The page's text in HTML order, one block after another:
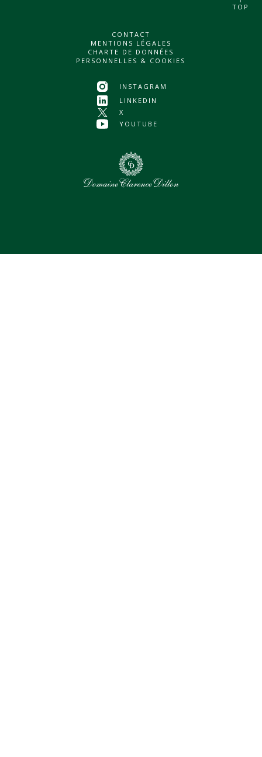
CONTACT
MENTIONS LÉGALES
CHARTE DE DONNÉES
PERSONNELLES & COOKIES
INSTAGRAM
LINKEDIN
X
YOUTUBE
TOP